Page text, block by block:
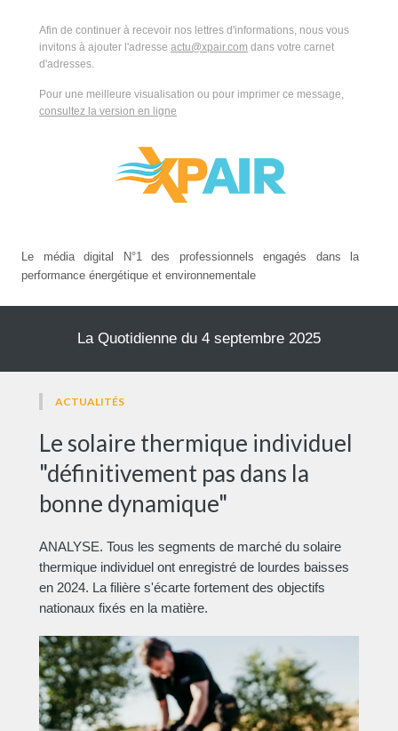
Afin de continuer à recevoir nos lettres d'informations, nous vous
invitons à ajouter l'adresse actu@xpair.com dans votre carnet
d'adresses.
Pour une meilleure visualisation ou pour imprimer ce message,
consultez la version en ligne
Le média digital N°1 des professionnels engagés dans la
performance énergétique et environnementale
La Quotidienne du 4 septembre 2025
ACTUALITÉS
Le solaire thermique individuel
"définitivement pas dans la
bonne dynamique"
ANALYSE. Tous les segments de marché du solaire
thermique individuel ont enregistré de lourdes baisses
en 2024. La filière s'écarte fortement des objectifs
nationaux fixés en la matière.